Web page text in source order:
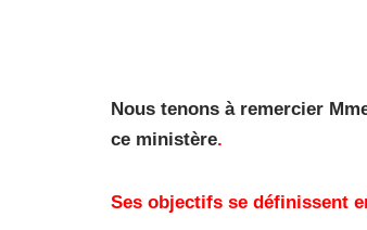
Nous tenons à remercier
ce ministère.
Ses objectifs se définissent